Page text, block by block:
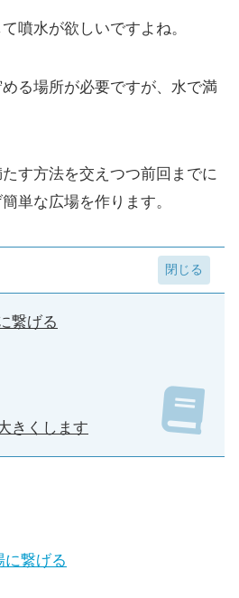
噴水が欲しいですよね。
る場所が必要ですが、水で満
す方法を交えつつ前回までに
単な広場を作ります。
繋げる
きくします
に繋げる